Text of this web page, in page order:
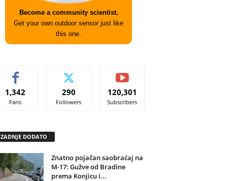
Become a community scientist.
Get your own outdoor sensor just like
this one.
1,342
Fans
290
Followers
120,301
Subscribers
ZADNJE DODATO
Znatno pojačan saobraćaj na
M-17: Gužve od Bradine
prema Konjicu i...